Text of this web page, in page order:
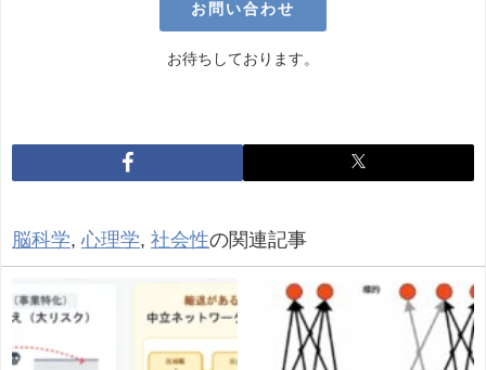
お問い合わせ
お待ちしております。
脳科学, 心理学, 社会性の関連記事